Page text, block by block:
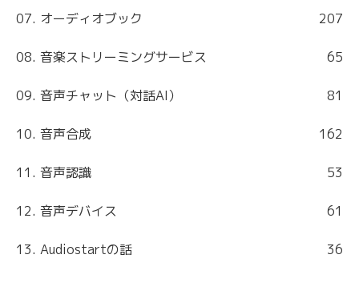
07. オーディオブック 207
08. 音楽ストリーミングサービス 65
09. 音声チャット（対話AI） 81
10. 音声合成 162
11. 音声認識 53
12. 音声デバイス 61
13. Audiostartの話 36